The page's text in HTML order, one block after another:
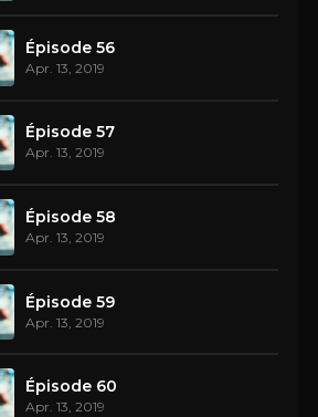
Épisode 56
Apr. 13, 2019
Épisode 57
Apr. 13, 2019
Épisode 58
Apr. 13, 2019
Épisode 59
Apr. 13, 2019
Épisode 60
Apr. 13, 2019